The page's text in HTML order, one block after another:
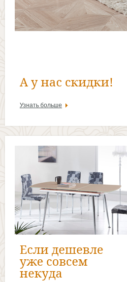
А у нас скидки!
Узнать больше
Если дешевле
уже совсем
некуда